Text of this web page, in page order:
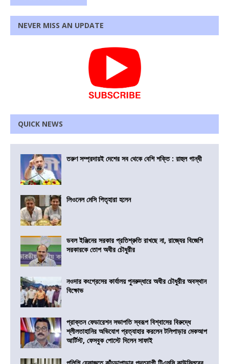
NEVER MISS AN UPDATE
QUICK NEWS
তরুণ সম্প্রদায়ই দেশের সব থেকে বেশি শক্তি : রাহুল গান্ধী
লিওনেল মেসি পিতৃহারা হলেন
ডবল ইঞ্জিনের সরকার প্রতিশ্রুতি রাখছে না, রাজ্যের বিজেপি
সরকারকে তোপ অধীর চৌধুরীর
নওদার কংগ্রেসের কার্যালয় পুনরুদ্ধারে অধীর চৌধুরীর অবস্থান
বিক্ষোভ
প্রাক্তন ফেডারেশন সভাপতি স্বরূপ বিশ্বাসের বিরুদ্ধে
শ্লীলতাহানির অভিযোগ প্রত্যাহার করলেন টলিপাড়ার মেকআপ
আর্টিস্ট, ফেসবুক পোস্টে দিলেন সাফাই